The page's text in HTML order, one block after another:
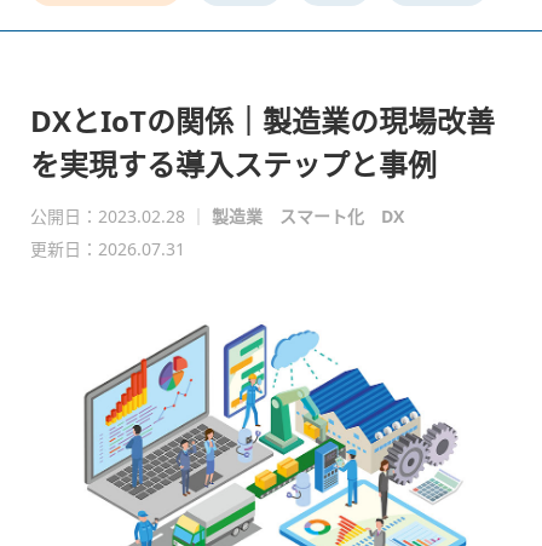
DXとIoTの関係｜製造業の現場改善
を実現する導入ステップと事例
公開日：2023.02.28 製造業 スマート化
DX
更新日：2026.07.31